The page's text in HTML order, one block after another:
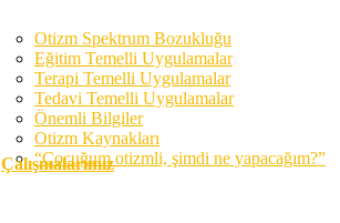
Otizm Spektrum Bozukluğu
Eğitim Temelli Uygulamalar
Terapi Temelli Uygulamalar
Tedavi Temelli Uygulamalar
Önemli Bilgiler
Otizm Kaynakları
“Çocuğum otizmli, şimdi ne yapacağım?”
Çalışmalarımız